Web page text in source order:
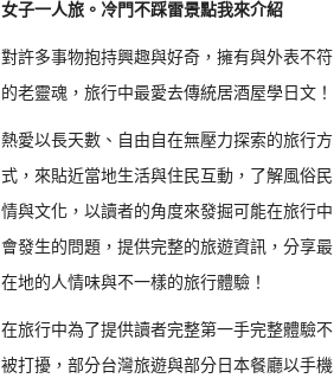
女子一人旅。冷門不踩雷景點我來介紹
對許多事物抱持興趣與好奇，擁有與外表不符
的老靈魂，旅行中最愛去傳統居酒屋學日文！
熱愛以長天數、自由自在無壓力探索的旅行方
式，來貼近當地生活與住民互動，了解風俗民
情與文化，以讀者的角度來發掘可能在旅行中
會發生的問題，提供完整的旅遊資訊，分享最
在地的人情味與不一樣的旅行體驗！
在旅行中為了提供讀者完整第一手完整體驗不
被打擾，部分台灣旅遊與部分日本餐廳以手機